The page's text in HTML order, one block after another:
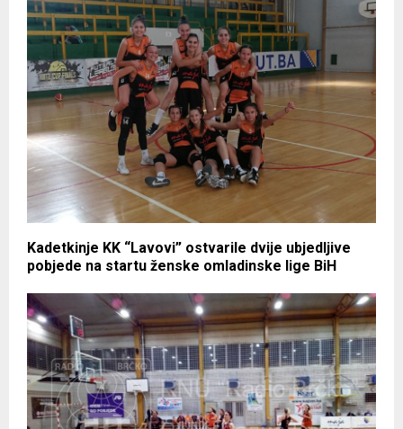
Kadetkinje KK “Lavovi” ostvarile dvije ubjedljive
pobjede na startu ženske omladinske lige BiH